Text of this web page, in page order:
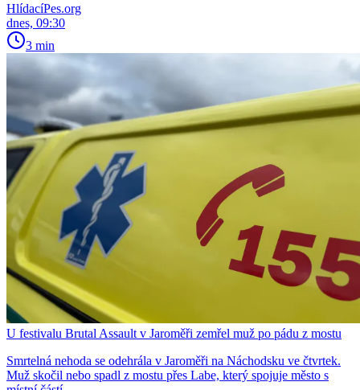
HlídacíPes.org
dnes, 09:30
3 min
U festivalu Brutal Assault v Jaroměři zemřel muž po pádu z mostu
Smrtelná nehoda se odehrála v Jaroměři na Náchodsku ve čtvrtek.
Muž skočil nebo spadl z mostu přes Labe, který spojuje město s